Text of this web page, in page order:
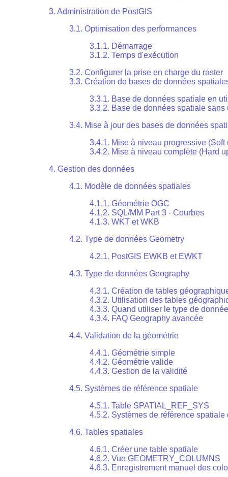
3. Administration de PostGIS
3.1. Optimisation des performances
3.1.1. Démarrage
3.1.2. Temps d'exécution
3.2. Configurer la prise en charge du raster
3.3. Création de bases de données
3.3.1. Base de données spatiale en
3.3.2. Base de données spatiale
3.4. Mise à jour des bases de données
3.4.1. Mise à niveau progressive (Soft
3.4.2. Mise à niveau complète (Hard
4. Gestion des données
4.1. Modèle de données spatiales
4.1.1. Géométrie OGC
4.1.2. SQL/MM Part 3 - Courbes
4.1.3. WKT et WKB
4.2. Type de données Geometry
4.2.1. PostGIS EWKB et EWKT
4.3. Type de données Geography
4.3.1. Création de tables
4.3.2. Utilisation des tables
4.3.3. Quand utiliser le type de
4.3.4. FAQ Geography avancée
4.4. Validation de la géométrie
4.4.1. Géométrie simple
4.4.2. Géométrie valide
4.4.3. Gestion de la validité
4.5. Systèmes de référence spatiale
4.5.1. Table SPATIAL_REF_SYS
4.5.2. Systèmes de référence
4.6. Tables spatiales
4.6.1. Créer une table spatiale
4.6.2. Vue GEOMETRY_COLUMNS
4.6.3. Enregistrement manuel des